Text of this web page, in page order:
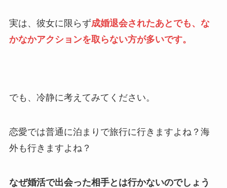
実は、彼女に限らず成婚退会されたあとでも、な
かなかアクションを取らない方が多いです。
でも、冷静に考えてみてください。
恋愛では普通に泊まりで旅行に行きますよね？海
外も行きますよね？
なぜ婚活で出会った相手とは行かないのでしょう